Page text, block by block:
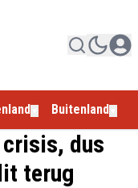
Buitenland
dus
terug